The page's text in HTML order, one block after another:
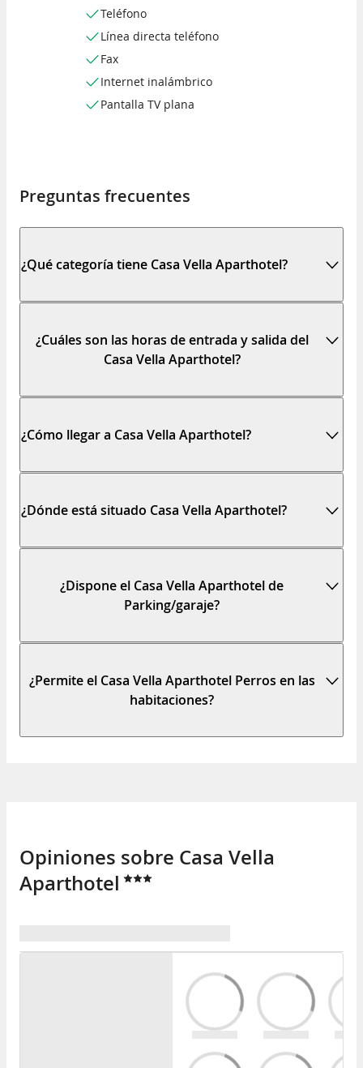
Teléfono
Línea directa teléfono
Fax
Internet inalámbrico
Pantalla TV plana
Preguntas frecuentes
¿Qué categoría tiene Casa Vella Aparthotel?
¿Cuáles son las horas de entrada y salida del
Casa Vella Aparthotel?
¿Cómo llegar a Casa Vella Aparthotel?
¿Dónde está situado Casa Vella Aparthotel?
¿Dispone el Casa Vella Aparthotel de
Parking/garaje?
¿Permite el Casa Vella Aparthotel Perros en las
habitaciones?
Opiniones sobre Casa Vella
Aparthotel